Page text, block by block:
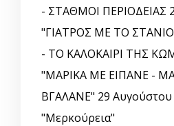
- ΣΤΑΘΜΟΙ ΠΕΡΙΟΔΕΙΑΣ
"ΓΙΑΤΡΟΣ ΜΕ ΤΟ
- ΤΟ ΚΑΛΟΚΑΙΡΙ ΤΗΣ
"ΜΑΡΙΚΑ ΜΕ ΕΙΠΑΝΕ -
ΒΓΑΛΑΝΕ" 29 Αυγούστου
"Μερκούρεια"